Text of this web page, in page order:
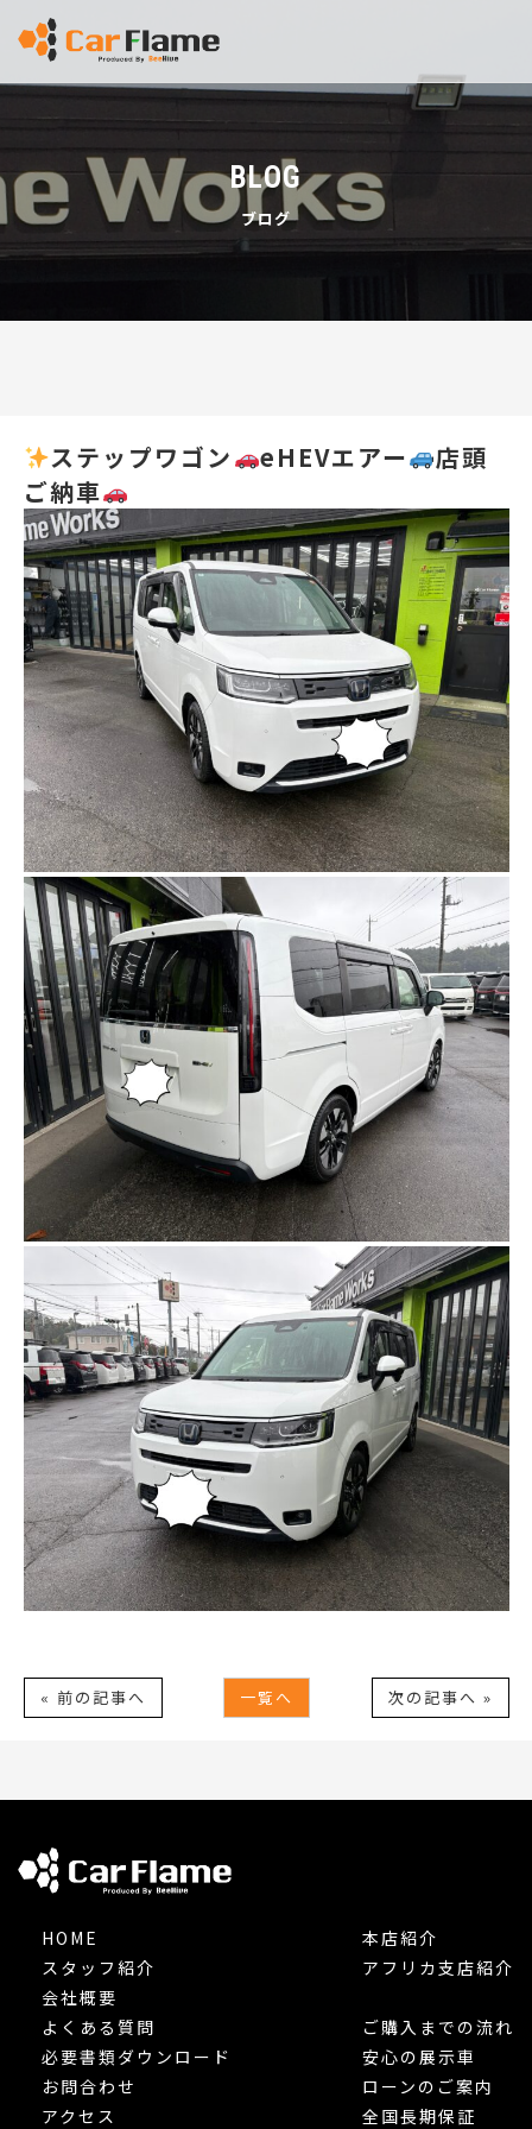
BLOG
ブログ
ステップワゴン eHEVエアー
店頭
ご納車
« 前の記事へ 一覧へ 次の記事へ »
HOME
スタッフ紹介
会社概要
本店紹介
アフリカ支店紹介
よくある質問
必要書類ダウンロード
お問合わせ
アクセス
ご購入までの流れ
安心の展示車
ローンのご案内
全国長期保証